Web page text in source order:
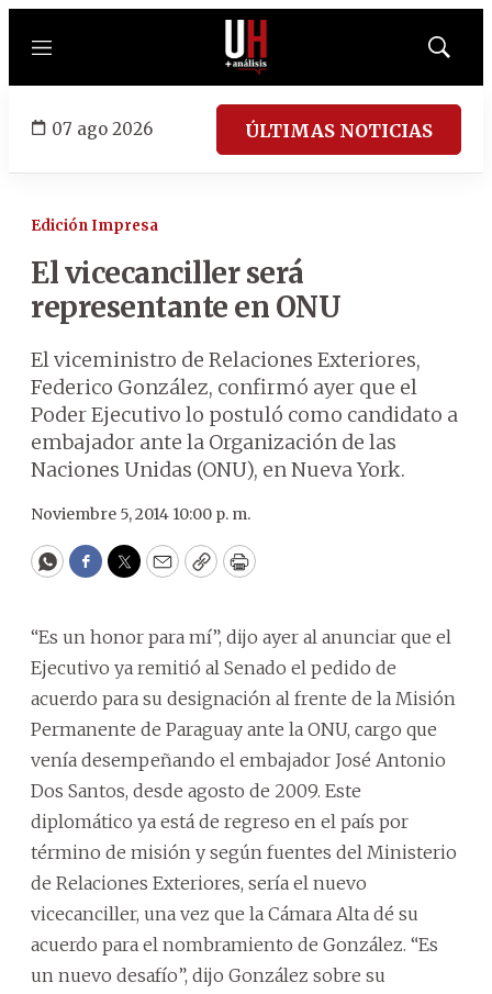
Menú
Mostrar
07 ago 2026 ÚLTIMAS NOTICIAS
Edición Impresa
El vicecanciller será
representante en ONU
El viceministro de Relaciones Exteriores,
Federico González, confirmó ayer que el
Poder Ejecutivo lo postuló como candidato a
embajador ante la Organización de las
Naciones Unidas (ONU), en Nueva York.
Noviembre 5, 2014 10:00 p. m.
WhatsApp
Facebook
Twitter
EmailCopyPrint
“Es un honor para mí”, dijo ayer al anunciar que el
Ejecutivo ya remitió al Senado el pedido de
acuerdo para su designación al frente de la Misión
Permanente de Paraguay ante la ONU, cargo que
venía desempeñando el embajador José Antonio
Dos Santos, desde agosto de 2009. Este
diplomático ya está de regreso en el país por
término de misión y según fuentes del Ministerio
de Relaciones Exteriores, sería el nuevo
vicecanciller, una vez que la Cámara Alta dé su
acuerdo para el nombramiento de González. “Es
un nuevo desafío”, dijo González sobre su